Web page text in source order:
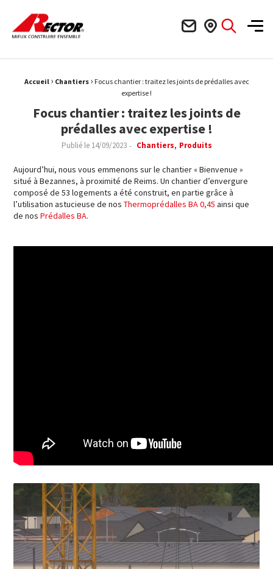
Rector Mieux construire ensemble
Fil d'Ariane :
Accueil › Chantiers › Focus chantier : traitez les joints de prédalles avec
expertise !
Focus chantier : traitez les joints de
prédalles avec expertise !
Publié le 14/09/2023 Chantiers Produits
Aujourd’hui, nous vous emmenons sur le chantier « Bienvenue »
situé à Bezannes, à proximité de Reims. Un chantier d’envergure
composé de 53 logements a été construit, en partie grâce à
l’utilisation astucieuse de nos Thermoprédalles BA 0,45 ainsi que
de nos Prédalles BA.